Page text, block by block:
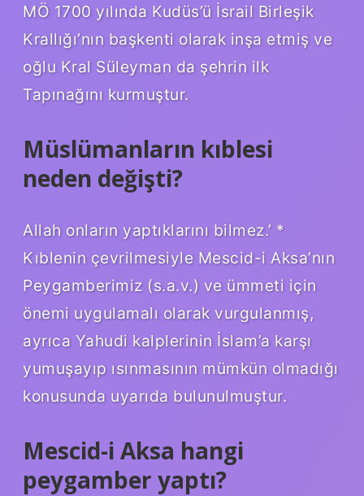
MÖ 1700 yılında Kudüs’ü İsrail Birleşik
Krallığı’nın başkenti olarak inşa etmiş ve
oğlu Kral Süleyman da şehrin ilk
Tapınağını kurmuştur.
Müslümanların kıblesi
neden değişti?
Allah onların yaptıklarını bilmez.’ *
Kıblenin çevrilmesiyle Mescid-i Aksa’nın
Peygamberimiz (s.a.v.) ve ümmeti için
önemi uygulamalı olarak vurgulanmış,
ayrıca Yahudi kalplerinin İslam’a karşı
yumuşayıp ısınmasının mümkün olmadığı
konusunda uyarıda bulunulmuştur.
Mescid-i Aksa hangi
peygamber yaptı?